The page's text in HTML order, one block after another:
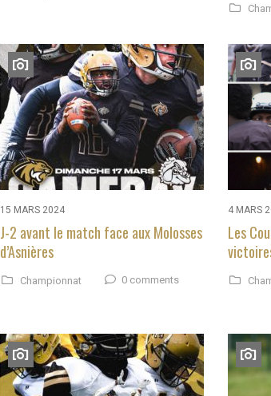
15 MARS 2024
J-2 avant le match face aux Molosses
d’Asnières
Championnat 0 comments
4 MARS
Les